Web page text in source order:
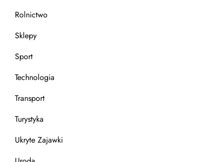
Rolnictwo
Sklepy
Sport
Technologia
Transport
Turystyka
Ukryte Zajawki